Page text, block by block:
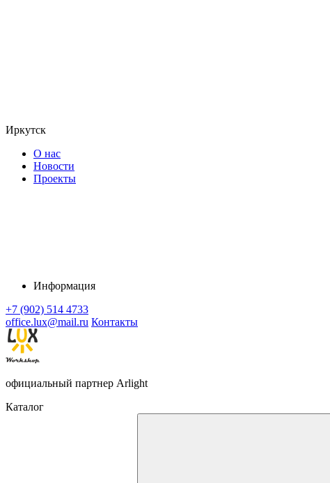
Иркутск
О нас
Новости
Проекты
Информация
+7 (902) 514 4733
office.lux@mail.ru Контакты
официальный партнер Arlight
Каталог